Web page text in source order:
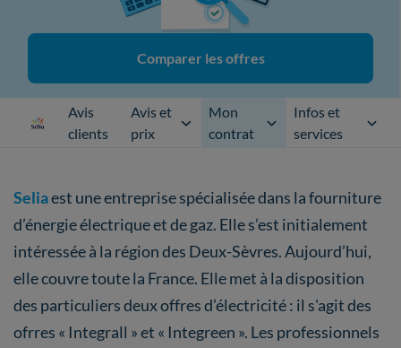
Comparer les offres
Avis
clients
Avis et
prix
Mon
contrat
Infos et
services
Seliaest une entreprise spécialisée dans la fourniture
d’énergie électrique et de gaz. Elle s’est initialement
intéressée à la région des Deux-Sèvres. Aujourd’hui,
elle couvre toute la France. Elle met à la disposition
des particuliers deux offres d’électricité : il s'agit des
ofrres « Integrall » et « Integreen ». Les professionnels